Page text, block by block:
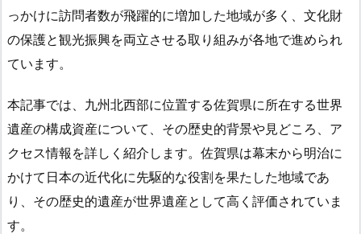
っかけに訪問者数が飛躍的に増加した地域が多く、文化財
の保護と観光振興を両立させる取り組みが各地で進められ
ています。
本記事では、九州北西部に位置する佐賀県に所在する世界
遺産の構成資産について、その歴史的背景や見どころ、ア
クセス情報を詳しく紹介します。佐賀県は幕末から明治に
かけて日本の近代化に先駆的な役割を果たした地域であ
り、その歴史的遺産が世界遺産として高く評価されていま
す。